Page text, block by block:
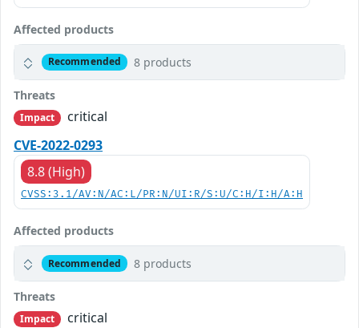
Affected products
Recommended 8 products
Threats
Impact
critical
CVE-2022-0293
8.8 (High)
CVSS:3.1/AV:N/AC:L/PR:N/UI:R/S:U/C:H/I:H/A:H
Affected products
Recommended 8 products
Threats
Impact
critical